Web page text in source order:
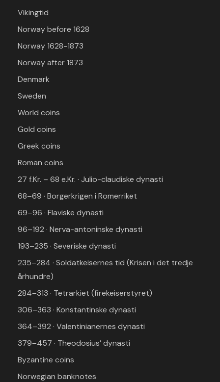
Vikingtid
Norway before 1628
Norway 1628-1873
Norway after 1873
Denmark
Sweden
World coins
Gold coins
Greek coins
Roman coins
27 f.Kr. – 68 e.Kr. · Julio-claudiske dynasti
68–69 · Borgerkrigen i Romerriket
69–96 · Flaviske dynasti
96–192 · Nerva-antoninske dynasti
193–235 · Severiske dynasti
235–284 · Soldatkeisernes tid (Krisen i det tredje
århundre)
284–313 · Tetrarkiet (firekeiserstyret)
306–363 · Konstantinske dynasti
364–392 · Valentinianernes dynasti
379–457 · Theodosius’ dynasti
Byzantine coins
Norwegian banknotes